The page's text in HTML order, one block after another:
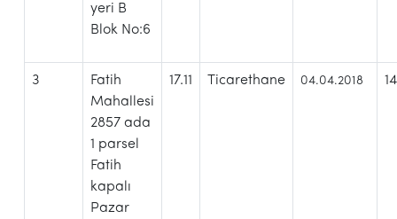
yeri B
Blok No:6
3
Fatih
Mahallesi
2857 ada
1 parsel
Fatih
kapalı
Pazar
17.11 Ticarethane 04.04.2018